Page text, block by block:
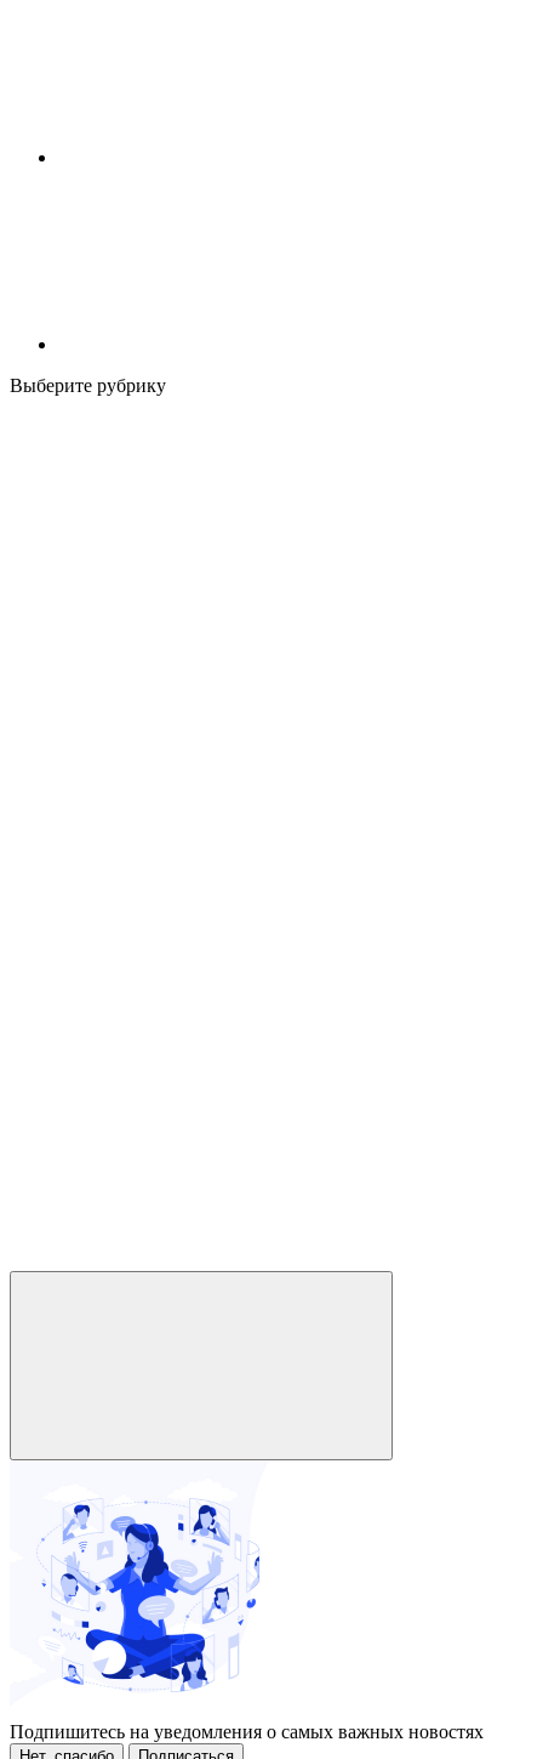
Выберите рубрику
Подпишитесь на уведомления о самых важных новостях